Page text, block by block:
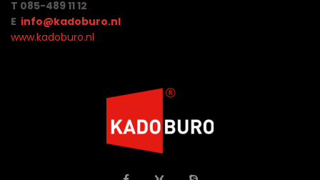
T 085-489 11 12
E info@kadoburo.nl
www.kadoburo.nl